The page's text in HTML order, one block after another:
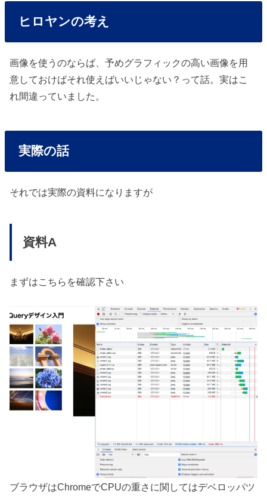
ヒロヤンの考え
画像を使うのならば、予めグラフィックの高い画像を用
意しておけばそれ使えばいいじゃない？って話。実はこ
れ間違っていました。
実際の話
それでは実際の資料になりますが
資料A
まずはこちらを確認下さい
ブラウザはChromeでCPUの重さに関してはデベロッパツ